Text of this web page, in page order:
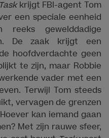
Taskkrijgt FBI-agent Tom
een speciale eenheid
gewelddadige
De zaak krijgt een
hoofdverdachte geen
te zijn, maar Robbie
vader met een
Terwijl Tom steeds
vervagen de grenzen
kan iemand gaan
Met zijn rauwe sfeer,